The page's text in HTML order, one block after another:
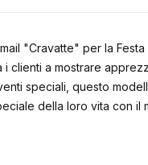
"Cravatte" per la
clienti a mostrare
speciali, questo
della loro vita con il